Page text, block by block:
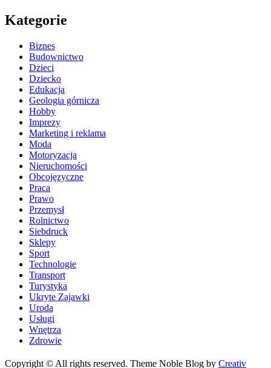
Kategorie
Biznes
Budownictwo
Dzieci
Dziecko
Edukacja
Geologia górnicza
Hobby
Imprezy
Marketing i reklama
Moda
Motoryzacja
Nieruchomości
Obcojęzyczne
Praca
Prawo
Przemysł
Rolnictwo
Siebdruck
Sklepy
Sport
Technologie
Transport
Turystyka
Ukryte Zajawki
Uroda
Usługi
Wnętrza
Zdrowie
Copyright © All rights reserved. Theme Noble Blog by Creativ